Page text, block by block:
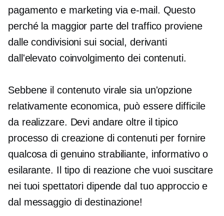
pagamento e marketing via e-mail. Questo
perché la maggior parte del traffico proviene
dalle condivisioni sui social, derivanti
dall'elevato coinvolgimento dei contenuti.
Sebbene il contenuto virale sia un'opzione
relativamente economica, può essere difficile
da realizzare. Devi andare oltre il tipico
processo di creazione di contenuti per fornire
qualcosa di genuino strabiliante, informativo o
esilarante. Il tipo di reazione che vuoi suscitare
nei tuoi spettatori dipende dal tuo approccio e
dal messaggio di destinazione!